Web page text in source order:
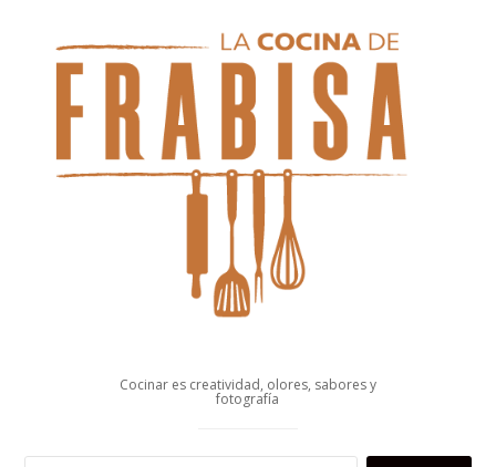
Cocinar es creatividad, olores, sabores y
fotografía